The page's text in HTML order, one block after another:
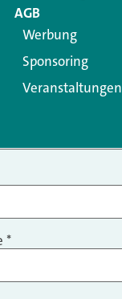
*
AGB
Werbung
Sponsoring
Veranstaltungen